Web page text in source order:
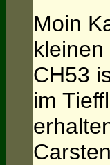
Moin
CH53
im
Carsten